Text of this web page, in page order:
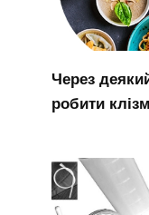
Через
робити